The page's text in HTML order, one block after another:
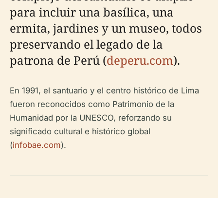
para incluir una basílica, una
ermita, jardines y un museo, todos
preservando el legado de la
patrona de Perú (deperu.com).
En 1991, el santuario y el centro histórico de Lima
fueron reconocidos como Patrimonio de la
Humanidad por la UNESCO, reforzando su
significado cultural e histórico global
(infobae.com).